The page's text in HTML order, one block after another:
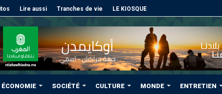
Lire aussi Tranches de vie LE KIOSQUE
ÉCONOMIE SOCIÉTÉ CULTURE MONDE ENTRETIEN